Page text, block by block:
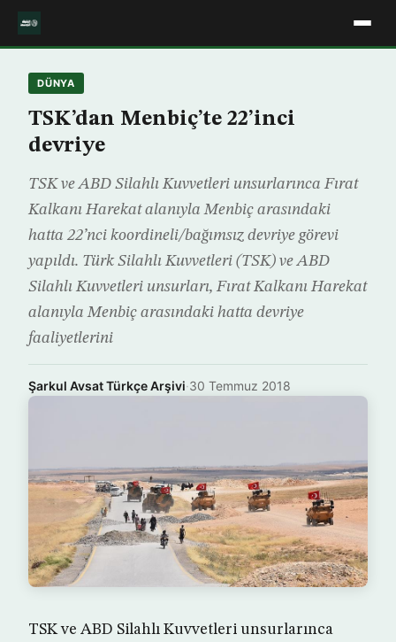
DÜNYA
TSK’dan Menbiç’te 22’inci
devriye
TSK ve ABD Silahlı Kuvvetleri unsurlarınca Fırat
Kalkanı Harekat alanıyla Menbiç arasındaki
hatta 22’nci koordineli/bağımsız devriye görevi
yapıldı. Türk Silahlı Kuvvetleri (TSK) ve ABD
Silahlı Kuvvetleri unsurları, Fırat Kalkanı Harekat
alanıyla Menbiç arasındaki hatta devriye
faaliyetlerini
Şarkul Avsat Türkçe Arşivi·30 Temmuz 2018
TSK ve ABD Silahlı Kuvvetleri unsurlarınca